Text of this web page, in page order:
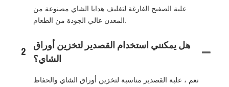
علبة الصفيح الفارغة لتغليف هدايا الشاي مصنوعة من
المعدن عالي الجودة من الطعام.
2
هل يمكنني استخدام القصدير لتخزين أوراق
الشاي؟
نعم ، علبة القصدير مناسبة لتخزين أوراق الشاي والحفاظ